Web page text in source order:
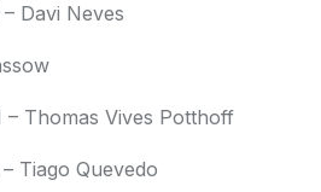
Davi Neves
– Thomas Vives Potthoff
Tiago Quevedo